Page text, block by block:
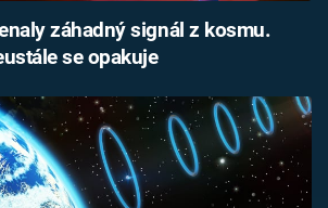
záhadný signál z kosmu.
se opakuje